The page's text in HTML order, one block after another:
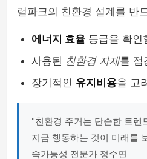
럴파크의 친환경 설계를 반
에너지 효율 등급을 확인
사용된 친환경 자재를 점
장기적인 유지비용을 고
"친환경 주거는 단순한 트렌
지금 행동하는 것이 미래를
속가능성 전문가 정수연